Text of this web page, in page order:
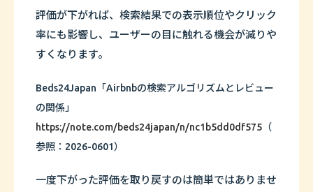
評価が下がれば、検索結果での表示順位やクリック
率にも影響し、ユーザーの目に触れる機会が減りや
すくなります。
Beds24Japan「Airbnbの検索アルゴリズムとレビュー
の関係」
https://note.com/beds24japan/n/nc1b5dd0df575 （
参照：2026-0601）
一度下がった評価を取り戻すのは簡単ではありませ